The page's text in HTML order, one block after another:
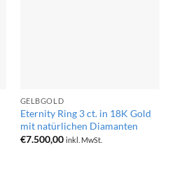
GELBGOLD
Eternity Ring 3 ct. in 18K Gold
mit natürlichen Diamanten
€7.500,00 inkl. MwSt.